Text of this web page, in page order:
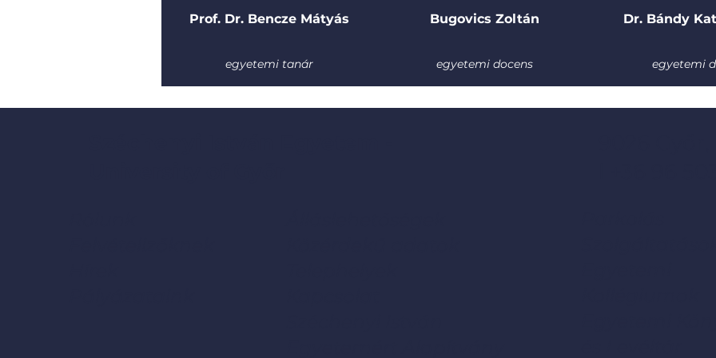
Prof. Dr. Bencze Mátyás
egyetemi tanár
Bugovics Zoltán
egyetemi docens
Dr. Bándy
egyetemi